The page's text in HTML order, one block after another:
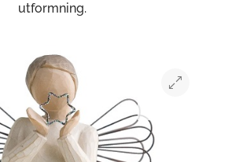
utformning.